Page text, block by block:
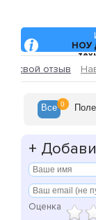
НОУ
Отзывы
свой отзыв
Все 0
+
Оценка